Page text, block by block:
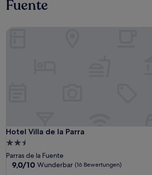
Fuente
Hotel Villa de la Parra
Hotel Villa de la Parra
2.5-
Sterne-
Unterkunft
Parras de la Fuente
9.0
9,0/10 Wunderbar (16 Bewertungen)